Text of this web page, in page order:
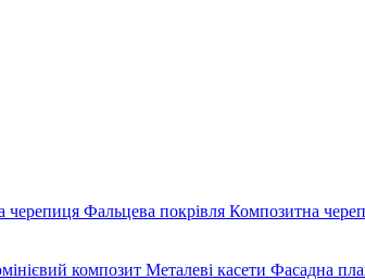
черепиця Фальцева покрівля Композитна
композит Металеві касети Фасадна